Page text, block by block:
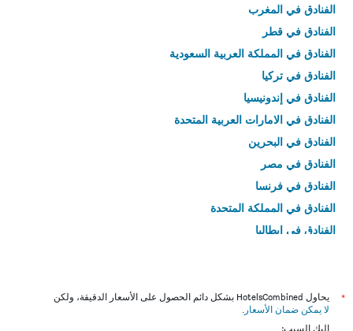
الفنادق في المغرب
الفنادق في قطر
الفنادق في المملكة العربية السعودية
الفنادق في تركيا
الفنادق في إندونيسيا
الفنادق في الامارات العربية المتحدة
الفنادق في البحرين
الفنادق في مصر
الفنادق في فرنسا
الفنادق في المملكة المتحدة
الفنادق في إيطاليا
*
يحاول HotelsCombined بشكل دائم الحصول على الأسعار الدقيقة، ولكن
لا يمكن ضمان الأسعار .
إليك السبب: